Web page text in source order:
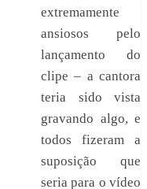
extremamente
ansiosos pelo
lançamento do
clipe – a cantora
teria sido vista
gravando algo, e
todos fizeram a
suposição que
seria para o vídeo